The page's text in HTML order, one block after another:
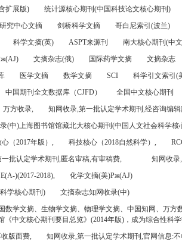
扩展版) 统计源核心期刊(中国科技论文核心期刊)
究中心文摘 剑桥科学文摘 哥白尼索引(波兰)
科学文摘(英) ASPT来源刊 南大核心期刊(中
文摘杂志(俄) 国际药学文摘
文摘杂志
医学文摘 数学文摘 SCI 科学引文索引(
中国期刊全文数据库（CJFD） 全国中文核心期刊
万方收录, 知网收录,第一批认定学术期刊,经咨询编
(中)上海图书馆馆藏北大核心期刊(中国人文社会科学
（2017年版）, 科技核心（2018自然科学）,
批认定学术期刊,匿名审稿,有审稿费,
知网收录
)(2017-2018),
化学文摘(美)Pж(AJ)
学核心期刊)
文摘杂志知网收录(中)
学文摘、生物学文摘、物理学文摘、中国知网、万方
中文核心期刊要目总览》(2014年版)，成为综合性科学
版面费,
知网收录,第一批认定学术期刊,官网信息: